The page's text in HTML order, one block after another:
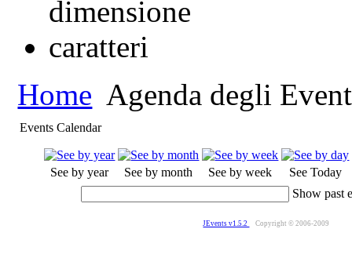
Home Agenda degli
Events Calendar
See by year See by month See by week
See Today
Show past
JEvents v1.5.2 Copyright © 2006-2009